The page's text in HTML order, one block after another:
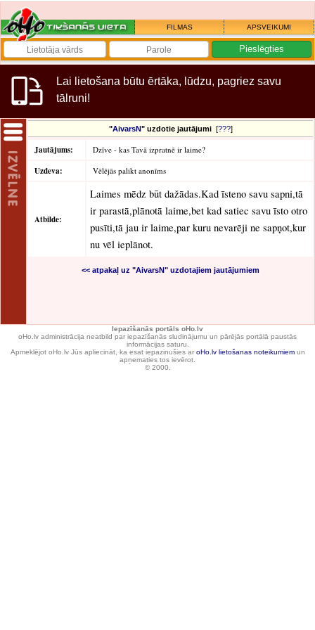
FILMAS APSVEIKUMI
Lai lietošana būtu ērtāka, lūdzu, pagriez savu
tālruni!
"AivarsN" uzdotie jautājumi[???]
Jautājums: Dzīve - kas Tavā izpratnē ir laime?
Uzdeva: Vēlējās palikt anonīms
Atbilde:
Laimes mēdz būt dažādas.Kad īsteno savu sapni,tā
ir parastā,plānotā laime,bet kad satiec savu īsto otro
pusīti,tā jau ir laime,par kuru nevarēji ne sapņot,kur
nu vēl ieplānot.
<< atpakaļ uz "AivarsN" uzdotajiem jautājumiem
Iepazīšanās portāls oHo.lv
oHo.lv administrācija neatbild par iepazīšanās sludinājumu un pārējās portālā paustās
informācijas saturu.
Apmeklējot oHo.lv Jūs apliecināt, ka esat iepazinušies ar oHo.lv lietošanas noteikumiemun
apņematies tos ievērot.
© 2000.